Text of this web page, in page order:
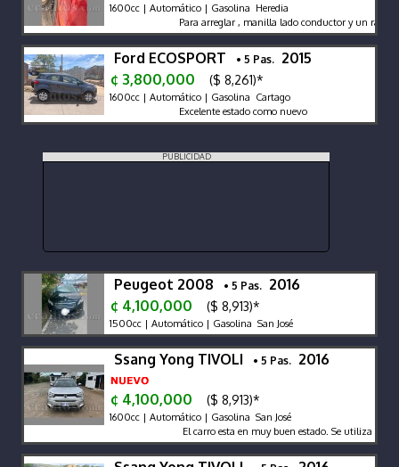
1600cc | Automático | Gasolina Heredia
Para arreglar , manilla lado conductor y un rayón
Ford ECOSPORT • 5 Pas. 2015
¢ 3,800,000
($ 8,261)*
1600cc | Automático | Gasolina Cartago
Excelente estado como nuevo
PUBLICIDAD
Peugeot 2008 • 5 Pas. 2016
¢ 4,100,000
($ 8,913)*
1500cc | Automático | Gasolina San José
Ssang Yong TIVOLI • 5 Pas. 2016
¢ 4,100,000 ($ 8,913)*
1600cc | Automático | Gasolina San José
El carro esta en muy buen estado. Se utiliza muy